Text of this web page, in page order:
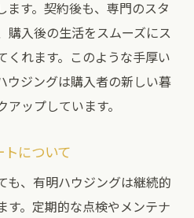
ます。契約後も、専門のスタ
購入後の生活をスムーズにス
くれます。このような手厚い
ウジングは購入者の新しい暮
ップしています。
について
も、有明ハウジングは継続的
す。定期的な点検やメンテナ